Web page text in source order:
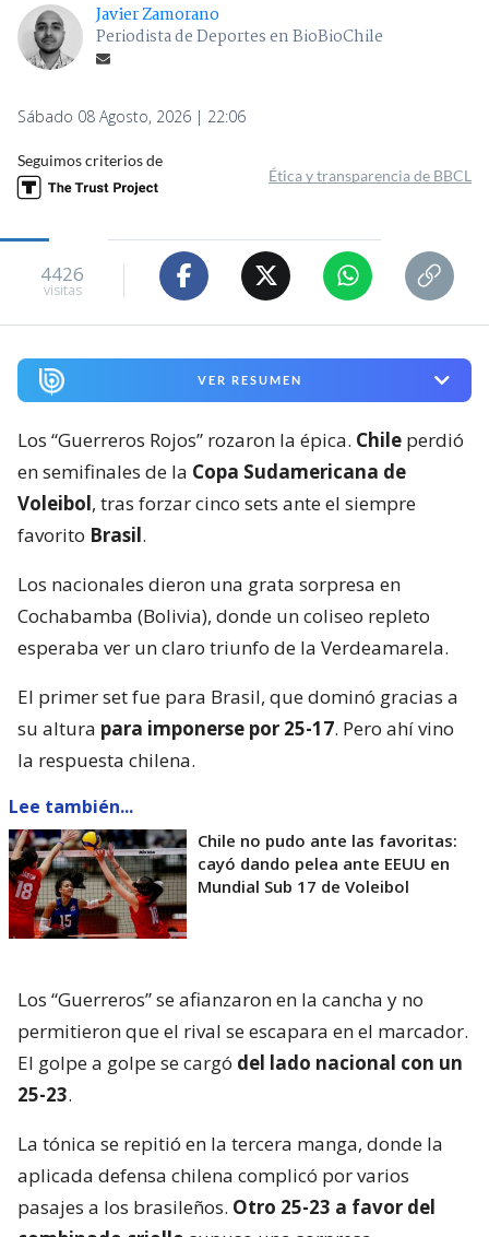
Javier Zamorano
Periodista de Deportes en BioBioChile
Sábado 08 Agosto, 2026 | 22:06
Seguimos criterios de
Ética y transparencia de BBCL
4426
visitas
VER RESUMEN
Los “Guerreros Rojos” rozaron la épica. Chile perdió
en semifinales de la Copa Sudamericana de
Voleibol, tras forzar cinco sets ante el siempre
favorito Brasil.
Los nacionales dieron una grata sorpresa en
Cochabamba (Bolivia), donde un coliseo repleto
esperaba ver un claro triunfo de la Verdeamarela.
El primer set fue para Brasil, que dominó gracias a
su altura para imponerse por 25-17. Pero ahí vino
la respuesta chilena.
Lee también...
Chile no pudo ante las favoritas:
cayó dando pelea ante EEUU en
Mundial Sub 17 de Voleibol
Los “Guerreros” se afianzaron en la cancha y no
permitieron que el rival se escapara en el marcador.
El golpe a golpe se cargó del lado nacional con un
25-23.
La tónica se repitió en la tercera manga, donde la
aplicada defensa chilena complicó por varios
pasajes a los brasileños. Otro 25-23 a favor del